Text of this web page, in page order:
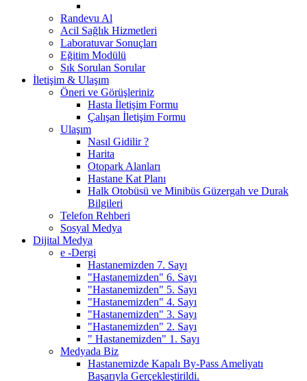
Randevu Al
Acil Sağlık Hizmetleri
Laboratuvar Sonuçları
Eğitim Modülü
Sık Sorulan Sorular
İletişim & Ulaşım
Öneri ve Görüşleriniz
Hasta İletişim Formu
Çalışan İletişim Formu
Ulaşım
Nasıl Gidilir ?
Harita
Otopark Alanları
Hastane Kat Planı
Halk Otobüsü ve Minibüs Güzergah ve Durak
Bilgileri
Telefon Rehberi
Sosyal Medya
Dijital Medya
e -Dergi
Hastanemizden 7. Sayı
"Hastanemizden" 6. Sayı
"Hastanemizden" 5. Sayı
"Hastanemizden" 4. Sayı
"Hastanemizden" 3. Sayı
"Hastanemizden" 2. Sayı
" Hastanemizden" 1. Sayı
Medyada Biz
Hastanemizde Kapalı By-Pass Ameliyatı
Başarıyla Gerçekleştirildi.